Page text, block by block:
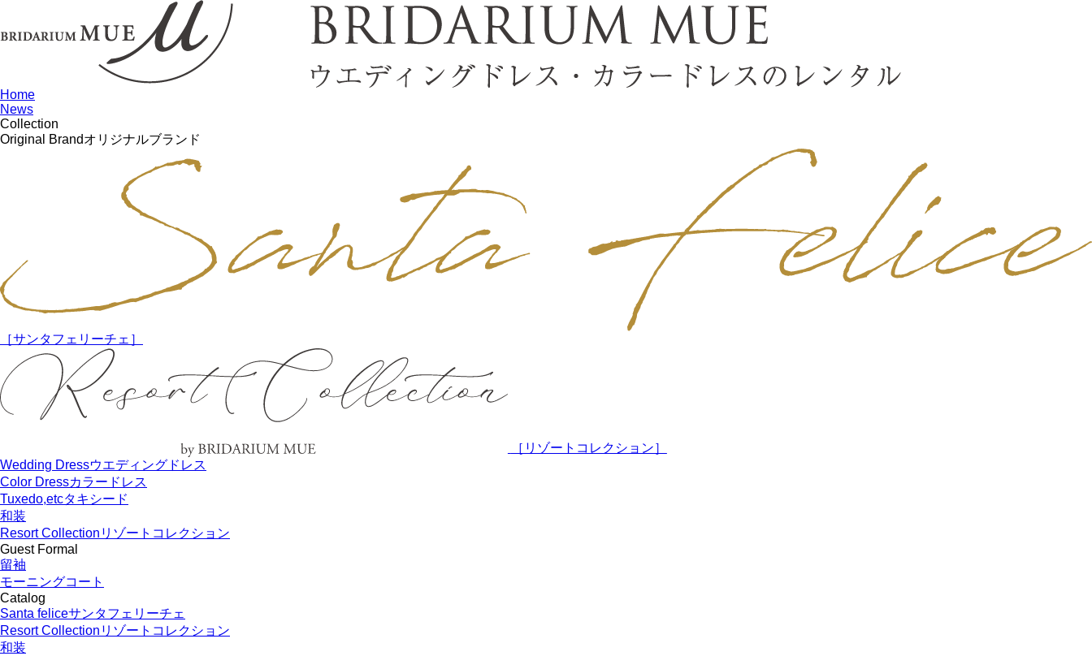
Home
News
Collection
Original Brandオリジナルブランド
［サンタフェリーチェ］
［リゾートコレクション］
Wedding Dressウエディングドレス
Color Dressカラードレス
Tuxedo,etcタキシード
和装
Resort Collection リゾートコレクション
Guest Formal
留袖
モーニングコート
Catalog
Santa feliceサンタフェリーチェ
Resort Collection リゾートコレクション
和装